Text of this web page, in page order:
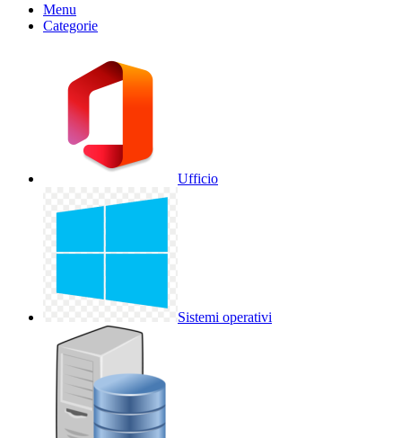
Menu
Categorie
Ufficio
Sistemi operativi